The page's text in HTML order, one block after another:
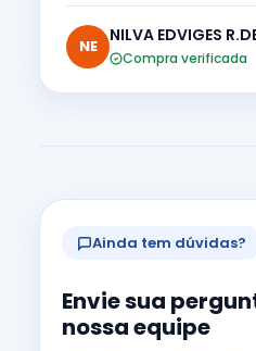
NE
NILVA EDVIGES
Compra verificada
Ainda tem dúvidas?
Envie sua
nossa equipe